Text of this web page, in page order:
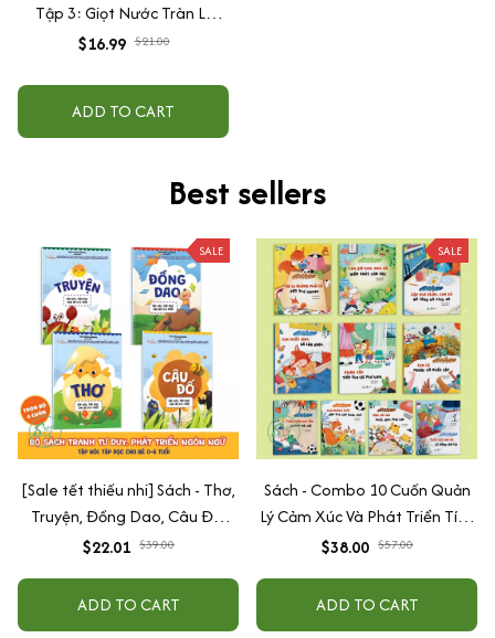
Tập 3: Giọt Nước Tràn Ly
(Song ngữ Anh Việt)
$16.99 $21.00
ADD TO CART
Best sellers
SALE
[Sale tết thiếu nhi] Sách - Thơ,
Truyện, Đồng Dao, Câu Đố,
Tập Nói Tập Đọc Cho Bé 0-6
$22.01 $39.00
ADD TO CART
SALE
Sách - Combo 10 Cuốn Quản
Lý Cảm Xúc Và Phát Triển Tính
Cách Cho Bé Từ 2 - 6 Tuổi
$38.00 $57.00
ADD TO CART